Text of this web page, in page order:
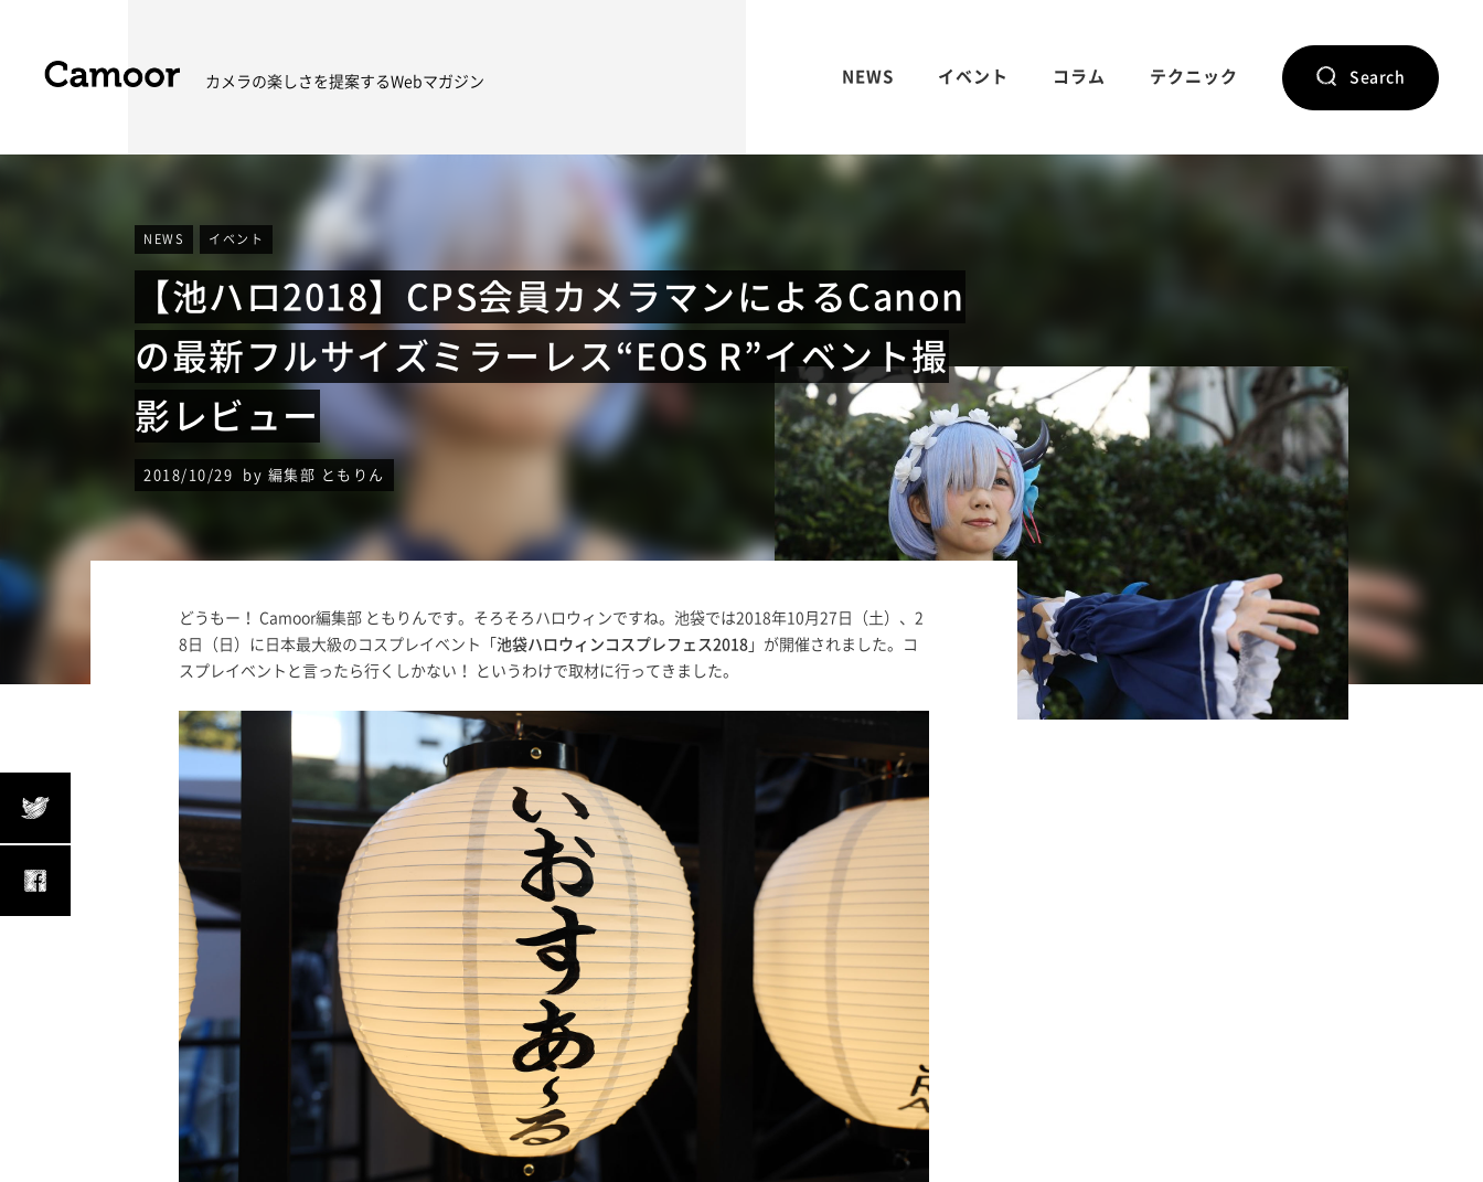
カメラの楽しさを提案するWebマガジン NEWS イベント コラム テクニック Search
NEWS イベント
【池ハロ2018】CPS会員カメラマンによるCanon
の最新フルサイズミラーレス“EOS R”イベント撮
影レビュー
2018/10/29 by 編集部 ともりん
どうもー！ Camoor編集部 ともりんです。そろそろハロウィンですね。池袋では2018年10月27日（土）、2
8日（日）に日本最大級のコスプレイベント「 池袋ハロウィンコスプレフェス2018 」が開催されました。コ
スプレイベントと言ったら行くしかない！ というわけで取材に行ってきました。